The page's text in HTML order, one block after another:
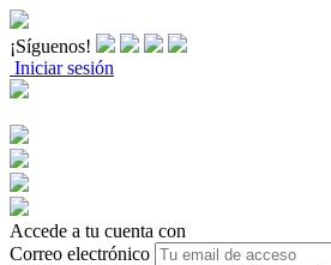
¡Síguenos!
Iniciar sesión
Accede a tu cuenta con
Correo electrónico